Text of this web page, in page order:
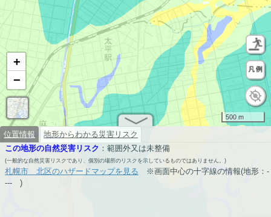
+
−
500 m
位置情報
地形からわかる災害リスク
この地形の自然災害リスク ： 範囲外又は未整備
(一般的な自然災害リスクであり、個別の場所のリスクを示しているものではありません。)
札幌市 北区のハザードマップを見る ※画面中心の十字線の情報(地形：-
---
)